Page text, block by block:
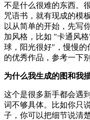
不是什么很难的东西。
咒语书，就有现成的模
以从简单的开始，先写
加风格，比如 "卡通风
球，阳光很好"，慢慢的
的优秀作品，参考一下
为什么我生成的图和我
这个是很多新手都会遇
词不够具体。比如你只
子，你可以把细节说清